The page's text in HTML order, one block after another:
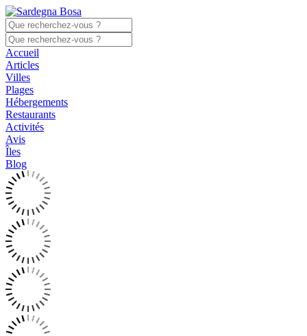
Accueil
Articles
Villes
Plages
Hébergements
Restaurants
Activités
Avis
Îles
Blog